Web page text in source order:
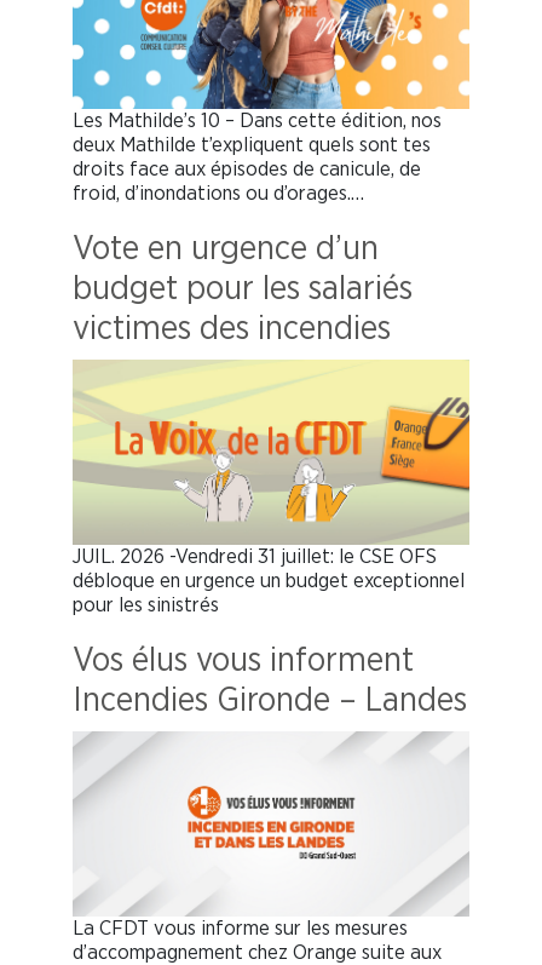
Les Mathilde’s 10 – Dans cette édition, nos
deux Mathilde t’expliquent quels sont tes
droits face aux épisodes de canicule, de
froid, d’inondations ou d’orages.…
Vote en urgence d’un
budget pour les salariés
victimes des incendies
JUIL. 2026 -Vendredi 31 juillet: le CSE OFS
débloque en urgence un budget exceptionnel
pour les sinistrés
Vos élus vous informent
Incendies Gironde – Landes
La CFDT vous informe sur les mesures
d’accompagnement chez Orange suite aux